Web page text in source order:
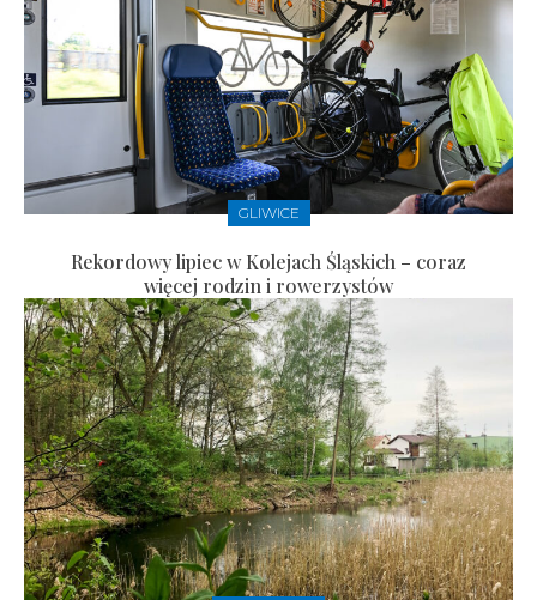
GLIWICE
Rekordowy lipiec w Kolejach Śląskich – coraz
więcej rodzin i rowerzystów